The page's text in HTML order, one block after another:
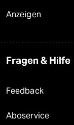
Anzeigen
Fragen & Hilfe
Feedback
Aboservice